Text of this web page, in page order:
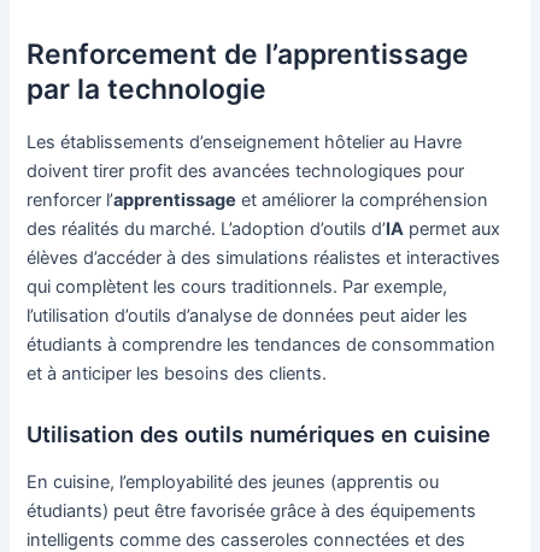
Renforcement de l’apprentissage
par la technologie
Les établissements d’enseignement hôtelier au Havre
doivent tirer profit des avancées technologiques pour
renforcer l’apprentissage et améliorer la compréhension
des réalités du marché. L’adoption d’outils d’IA permet aux
élèves d’accéder à des simulations réalistes et interactives
qui complètent les cours traditionnels. Par exemple,
l’utilisation d’outils d’analyse de données peut aider les
étudiants à comprendre les tendances de consommation
et à anticiper les besoins des clients.
Utilisation des outils numériques en cuisine
En cuisine, l’employabilité des jeunes (apprentis ou
étudiants) peut être favorisée grâce à des équipements
intelligents comme des casseroles connectées et des